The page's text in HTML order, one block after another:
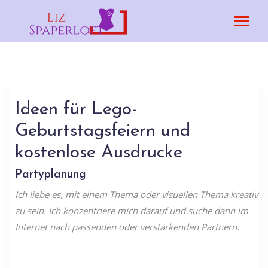
Ideen für Lego-
Geburtstagsfeiern und
kostenlose Ausdrucke
Partyplanung
Ich liebe es, mit einem Thema oder visuellen Thema kreativ
zu sein. Ich konzentriere mich darauf und suche dann im
Internet nach passenden oder verstärkenden Partnern.